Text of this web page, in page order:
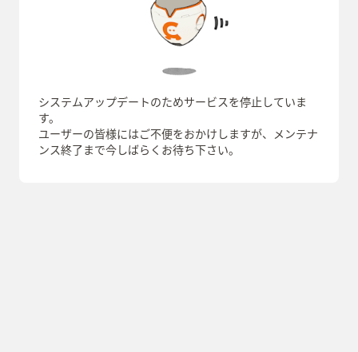
システムアップデートのためサービスを停止していま
す。
ユーザーの皆様にはご不便をおかけしますが、メンテナ
ンス終了まで今しばらくお待ち下さい。